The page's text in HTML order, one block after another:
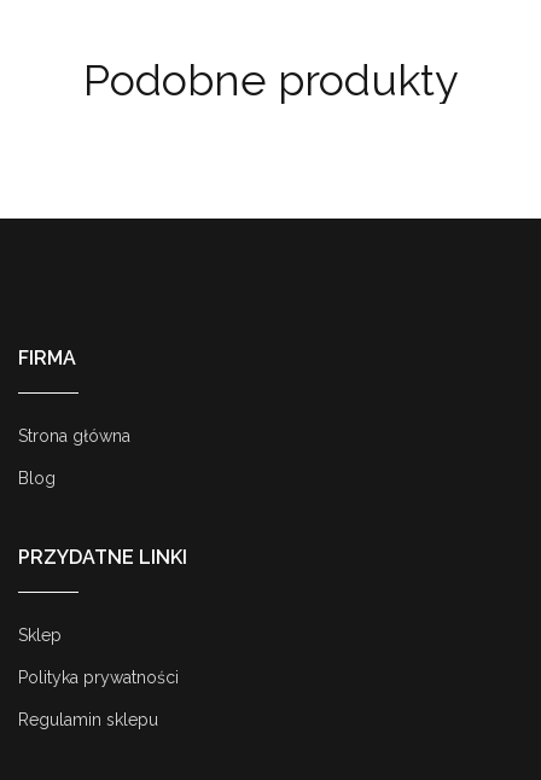
Podobne produkty
FIRMA
Strona główna
Blog
PRZYDATNE LINKI
Sklep
Polityka prywatności
Regulamin sklepu